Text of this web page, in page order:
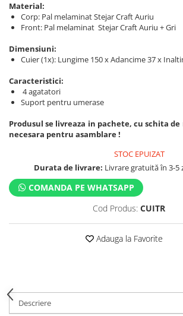
Material:
Corp: Pal melaminat Stejar Craft Auriu
Front: Pal melaminat Stejar Craft Auriu + Gri
Dimensiuni:
Cuier (1x): Lungime 150 x Adancime 37 x
Caracteristici:
4 agatatori
Suport pentru umerase
Produsul se livreaza in pachete, cu schita
necesara pentru asamblare !
STOC EPUIZAT
Durata de livrare: Livrare gratuită în 3-5
COMANDA PE WHATSAPP
Cod Produs: CUITR
Adauga la Favorite
Descriere